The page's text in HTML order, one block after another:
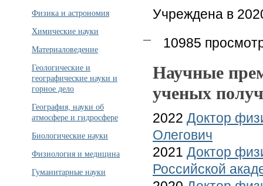
Учреждена в
10985
Научные
ученых
2022 Доктор
Олегович
2021 Доктор
Российской
Физика и астрономия
Химические науки
Материаловедение
Геологические и
географические науки и
горное дело
География, науки об
атмосфере и гидросфере
Биологические науки
Физиология и медицина
Гуманитарные науки